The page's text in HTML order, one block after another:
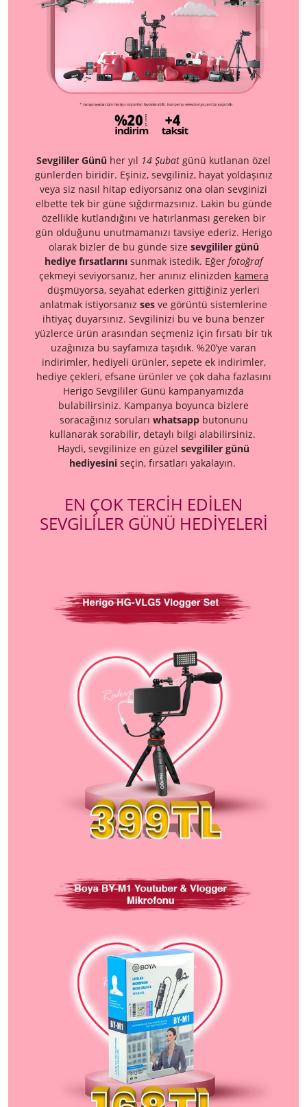
Sevgililer Günü her yıl 14 Şubat günü kutlanan özel
günlerden biridir. Eşiniz, sevgiliniz, hayat yoldaşınız
veya siz nasıl hitap ediyorsanız ona olan sevginizi
elbette tek bir güne sığdırmazsınız. Lakin bu günde
özellikle kutlandığını ve hatırlanması gereken bir
gün olduğunu unutmamanızı tavsiye ederiz. Herigo
olarak bizler de bu günde size sevgililer günü
hediye fırsatlarını sunmak istedik. Eğer fotoğraf
çekmeyi seviyorsanız, her anınız elinizden kamera
düşmüyorsa, seyahat ederken gittiğiniz yerleri
anlatmak istiyorsanız ses ve görüntü sistemlerine
ihtiyaç duyarsınız. Sevgilinizi bu ve buna benzer
yüzlerce ürün arasından seçmeniz için fırsatı bir tık
uzağınıza bu sayfamıza taşıdık. %20’ye varan
indirimler, hediyeli ürünler, sepete ek indirimler,
hediye çekleri, efsane ürünler ve çok daha fazlasını
Herigo Sevgililer Günü kampanyamızda
bulabilirsiniz. Kampanya boyunca bizlere
soracağınız soruları whatsapp butonunu
kullanarak sorabilir, detaylı bilgi alabilirsiniz.
Haydi, sevgilinize en güzel sevgililer günü
hediyesiniseçin, fırsatları yakalayın.
EN ÇOK TERCİH EDİLEN
SEVGİLİLER GÜNÜ HEDİYELERİ